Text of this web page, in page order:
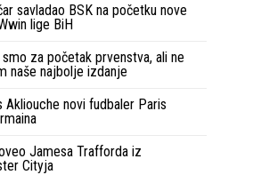
savladao BSK na početku nove
lige BiH
za početak prvenstva, ali ne
naše najbolje izdanje
Akliouche novi fudbaler Paris
Jamesa Trafforda iz
Cityja